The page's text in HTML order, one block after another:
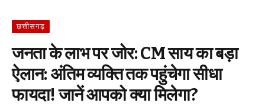
छत्तीसगढ़
जनता के लाभ पर जोर: CM साय का बड़ा
ऐलान: अंतिम व्यक्ति तक पहुंचेगा सीधा
फायदा! जानें आपको क्या मिलेगा?